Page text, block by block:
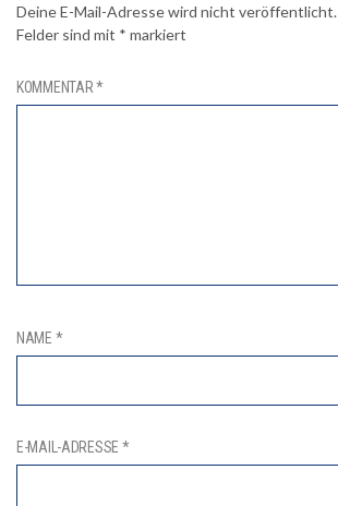
Deine E-Mail-Adresse wird nicht veröffentlicht.
Felder sind mit * markiert
KOMMENTAR*
NAME *
E-MAIL-ADRESSE *